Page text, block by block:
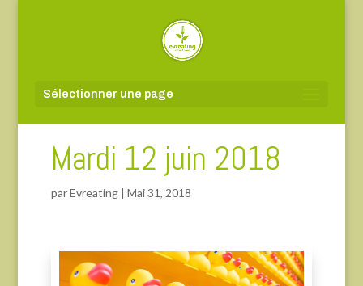
Sélectionner une page
Mardi 12 juin 2018
parEvreating| Mai 31, 2018